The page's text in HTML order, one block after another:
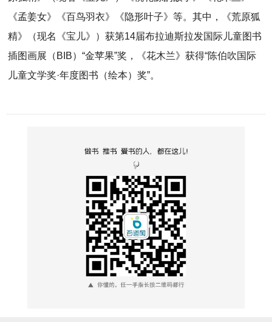
《孟姜女》《百鸟羽衣》《隐形叶子》等。其中，《荒原狐
精》（现名《宝儿》）获第14届布拉迪斯拉发国际儿童图书
插图画展（BIB）“金苹果”奖，《花木兰》获得“陈伯吹国际
儿童文学奖·年度图书（绘本）奖”。